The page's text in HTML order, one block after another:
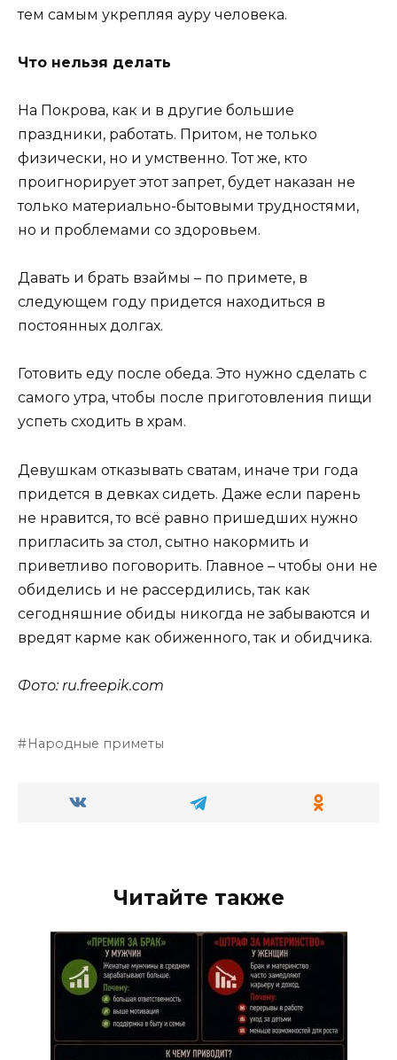
тем самым укрепляя ауру человека.
Что нельзя делать
На Покрова, как и в другие большие
праздники, работать. Притом, не только
физически, но и умственно. Тот же, кто
проигнорирует этот запрет, будет наказан не
только материально-бытовыми трудностями,
но и проблемами со здоровьем.
Давать и брать взаймы – по примете, в
следующем году придется находиться в
постоянных долгах.
Готовить еду после обеда. Это нужно сделать с
самого утра, чтобы после приготовления пищи
успеть сходить в храм.
Девушкам отказывать сватам, иначе три года
придется в девках сидеть. Даже если парень
не нравится, то всё равно пришедших нужно
пригласить за стол, сытно накормить и
приветливо поговорить. Главное – чтобы они не
обиделись и не рассердились, так как
сегодняшние обиды никогда не забываются и
вредят карме как обиженного, так и обидчика.
Фото: ru.freepik.com
Народные приметы
Читайте также